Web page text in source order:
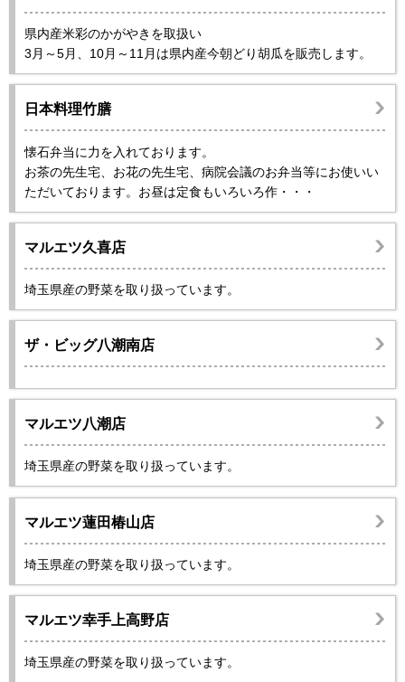
県内産米彩のかがやきを取扱い
3月～5月、10月～11月は県内産今朝どり胡瓜を販売します。
日本料理竹膳
懐石弁当に力を入れております。
お茶の先生宅、お花の先生宅、病院会議のお弁当等にお使いい
ただいております。お昼は定食もいろいろ作・・・
マルエツ久喜店
埼玉県産の野菜を取り扱っています。
ザ・ビッグ八潮南店
マルエツ八潮店
埼玉県産の野菜を取り扱っています。
マルエツ蓮田椿山店
埼玉県産の野菜を取り扱っています。
マルエツ幸手上高野店
埼玉県産の野菜を取り扱っています。